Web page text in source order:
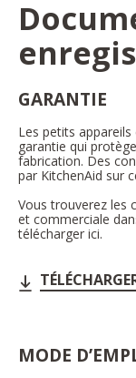
GARANTIE
Les petits
garantie qui
fabrication. Des
par KitchenAid sur
Vous trouverez les
et commerciale
télécharger ici.
MODE